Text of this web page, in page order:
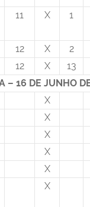
11 X 1
12 X
2
12 X
13
– 16 DE JUNHO
X
X
X
X
X
X